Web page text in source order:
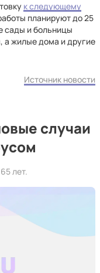
к следующему
планируют до 25
сады и больницы
а жилые дома и другие
Источник новости
случаи
лет.